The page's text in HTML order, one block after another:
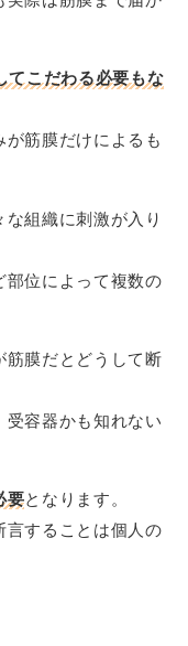
てこだわる必要もな
筋膜だけによるも
組織に刺激が入り
部位によって複数の
膜だとどうして断
容器かも知れない
要となります。
することは個人の